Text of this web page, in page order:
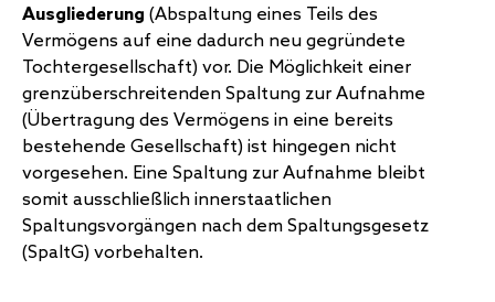
Ausgliederung (Abspaltung eines Teils des
Vermögens auf eine dadurch neu gegründete
Tochtergesellschaft) vor. Die Möglichkeit einer
grenzüberschreitenden Spaltung zur Aufnahme
(Übertragung des Vermögens in eine bereits
bestehende Gesellschaft) ist hingegen nicht
vorgesehen. Eine Spaltung zur Aufnahme bleibt
somit ausschließlich innerstaatlichen
Spaltungsvorgängen nach dem Spaltungsgesetz
(SpaltG) vorbehalten.